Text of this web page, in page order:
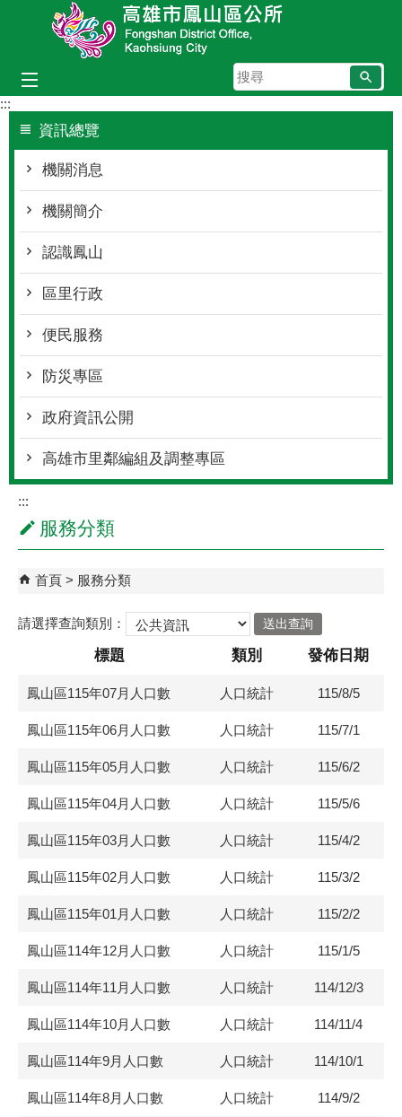
跳到主要內容區塊
搜
尋
:::
資訊總覽
機關消息
機關簡介
認識鳳山
區里行政
便民服務
防災專區
政府資訊公開
高雄市里鄰編組及調整專區
:::
服務分類
首頁 服務分類
請選擇查詢類別：
標題 類別 發佈日期
鳳山區115年07月人口數 人口統計 115/8/5
鳳山區115年06月人口數 人口統計 115/7/1
鳳山區115年05月人口數 人口統計 115/6/2
鳳山區115年04月人口數 人口統計 115/5/6
鳳山區115年03月人口數 人口統計 115/4/2
鳳山區115年02月人口數 人口統計 115/3/2
鳳山區115年01月人口數 人口統計 115/2/2
鳳山區114年12月人口數 人口統計 115/1/5
鳳山區114年11月人口數 人口統計 114/12/3
鳳山區114年10月人口數 人口統計 114/11/4
鳳山區114年9月人口數 人口統計 114/10/1
鳳山區114年8月人口數 人口統計 114/9/2